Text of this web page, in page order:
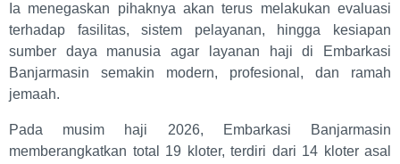
Ia menegaskan pihaknya akan terus melakukan evaluasi
terhadap fasilitas, sistem pelayanan, hingga kesiapan
sumber daya manusia agar layanan haji di Embarkasi
Banjarmasin semakin modern, profesional, dan ramah
jemaah.
Pada musim haji 2026, Embarkasi Banjarmasin
memberangkatkan total 19 kloter, terdiri dari 14 kloter asal